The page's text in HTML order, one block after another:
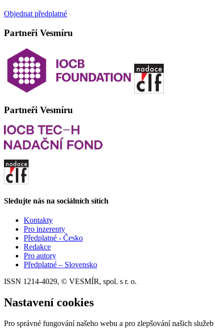
Objednat předplatné
Partneři Vesmíru
Partneři Vesmíru
Sledujte nás na sociálních sítích
Kontakty
Pro inzerenty
Předplatné - Česko
Redakce
Pro autory
Předplatné – Slovensko
ISSN 1214-4029, © VESMÍR, spol. s r. o.
Nastavení cookies
Pro správné fungování našeho webu a pro zlepšování našich služeb